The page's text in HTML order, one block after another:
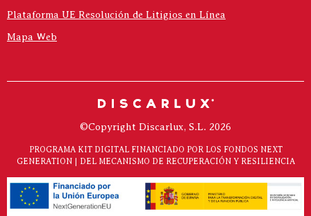
Plataforma UE Resolución de Litigios en Línea
Mapa Web
©Copyright Discarlux, S.L. 2026
PROGRAMA KIT DIGITAL FINANCIADO POR LOS FONDOS NEXT
GENERATION | DEL MECANISMO DE RECUPERACIÓN Y RESILIENCIA